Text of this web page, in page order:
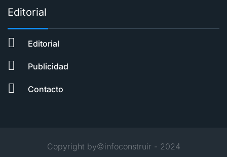
Editorial
Editorial
Publicidad
Contacto
Copyright by©infoconstruir - 2024